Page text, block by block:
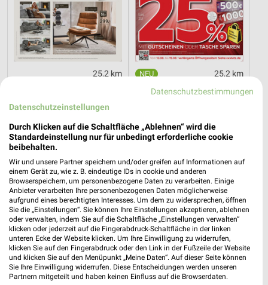
25,2 km 25,2 km
Mega Tage
REWE Thomas Philipps
Datenschutzbestimmungen
Datenschutzeinstellungen
Durch Klicken auf die Schaltfläche „Ablehnen“ wird die
Standardeinstellung nur für unbedingt erforderliche cookie
beibehalten.
Wir und unsere Partner speichern und/oder greifen auf Informationen auf
einem Gerät zu, wie z. B. eindeutige IDs in cookie und anderen
Browserspeichern, um personenbezogene Daten zu verarbeiten. Einige
Anbieter verarbeiten Ihre personenbezogenen Daten möglicherweise
aufgrund eines berechtigten Interesses. Um dem zu widersprechen, öffnen
Sie die „Einstellungen“. Sie können Ihre Einstellungen akzeptieren, ablehnen
oder verwalten, indem Sie auf die Schaltfläche „Einstellungen verwalten“
klicken oder jederzeit auf die Fingerabdruck-Schaltfläche in der linken
unteren Ecke der Website klicken. Um Ihre Einwilligung zu widerrufen,
klicken Sie auf den Fingerabdruck oder den Link in der Fußzeile der Website
und klicken Sie auf den Menüpunkt „Meine Daten“. Auf dieser Seite können
Sie Ihre Einwilligung widerrufen. Diese Entscheidungen werden unseren
Partnern mitgeteilt und haben keinen Einfluss auf die Browserdaten.